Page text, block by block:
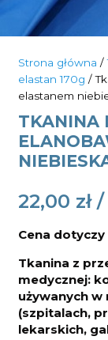
Strona główna /
elastan 170g /
elastanem
TKANINA
22,00 zł
Cena dotyczy
Tkanina z
medycznej:
używanych
(szpitalach,
lekarskich,